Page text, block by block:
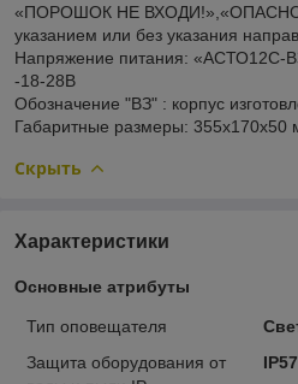
«ПОРОШОК НЕ
указанием или без указания
Напряжение питания: «АСТО12С-
-18-28В
Обозначение "ВЗ" : корпус
Габаритные размеры: 355х170х50
Скрыть
Характеристики
Основные атрибуты
Тип оповещателя
Защита оборудования от
IP57